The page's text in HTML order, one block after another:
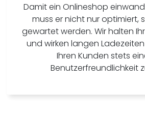
Damit ein Onlineshop
muss er nicht nur optimiert,
gewartet werden. Wir halten
und wirken langen
Ihren Kunden stets
Benutzerfreundlichkeit